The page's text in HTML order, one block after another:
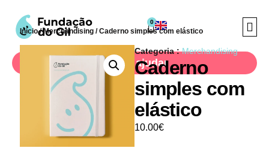
0
Quero ajudar
Início/Merchandising / Caderno simples com elástico
Categoria :Merchandising
Caderno
simples com
elástico
10.00€